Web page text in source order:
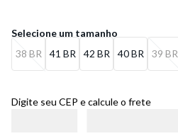
38 BR 41 BR 42 BR 40 BR 39 BR
Digite seu CEP e calcule o frete